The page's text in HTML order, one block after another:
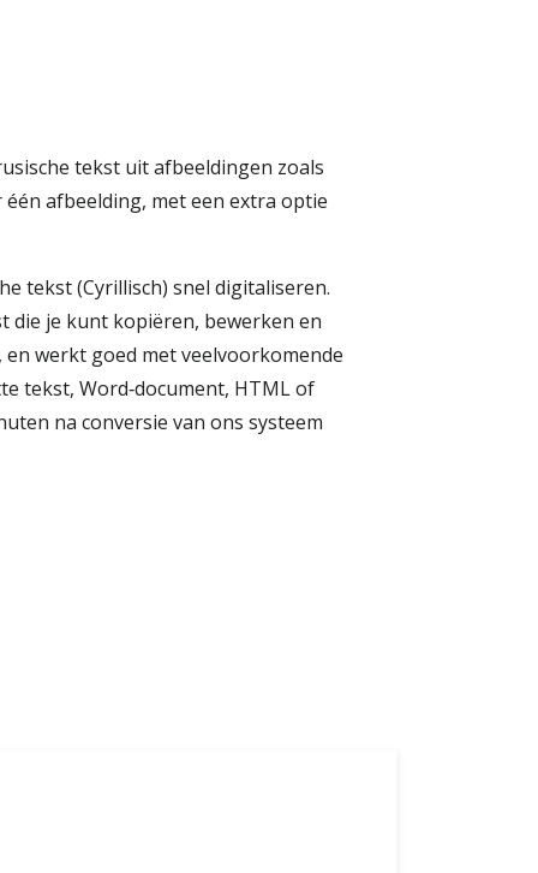
tekst uit afbeeldingen zoals
één afbeelding, met een extra optie
tekst (Cyrillisch) snel digitaliseren.
die je kunt kopiëren, bewerken en
en werkt goed met veelvoorkomende
tekst, Word‑document, HTML of
na conversie van ons systeem